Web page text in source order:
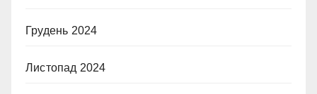
Грудень 2024
Листопад 2024